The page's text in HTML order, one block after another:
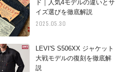
ド｜人気4モデルの違いとサ
イズ選びを徹底解説
2025.05.30
LEVI'S S506XX ジャケット
大戦モデルの復刻を徹底解
説